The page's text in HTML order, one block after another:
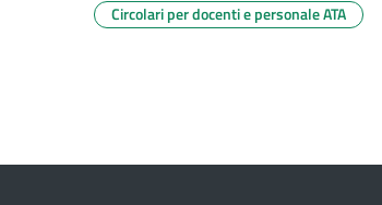
Circolari per docenti e personale ATA